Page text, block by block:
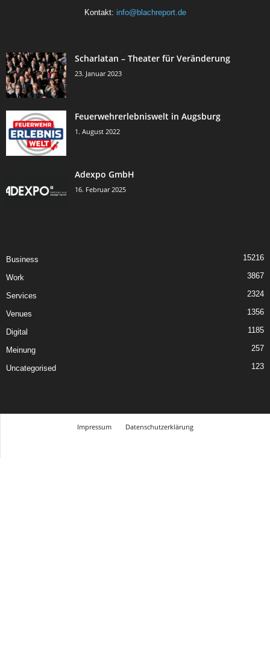
Kontakt: info@blachreport.de
Scharlatan – Theater für Veränderung
23. Januar 2023
Feuerwehrerlebniswelt in Augsburg
1. August 2022
Adexpo GmbH
16. Februar 2025
Business 15216
Work 3867
Services 2324
Venues 1356
Digital 1185
Meinung 257
Uncategorised 123
Impressum
Datenschutzerklärung